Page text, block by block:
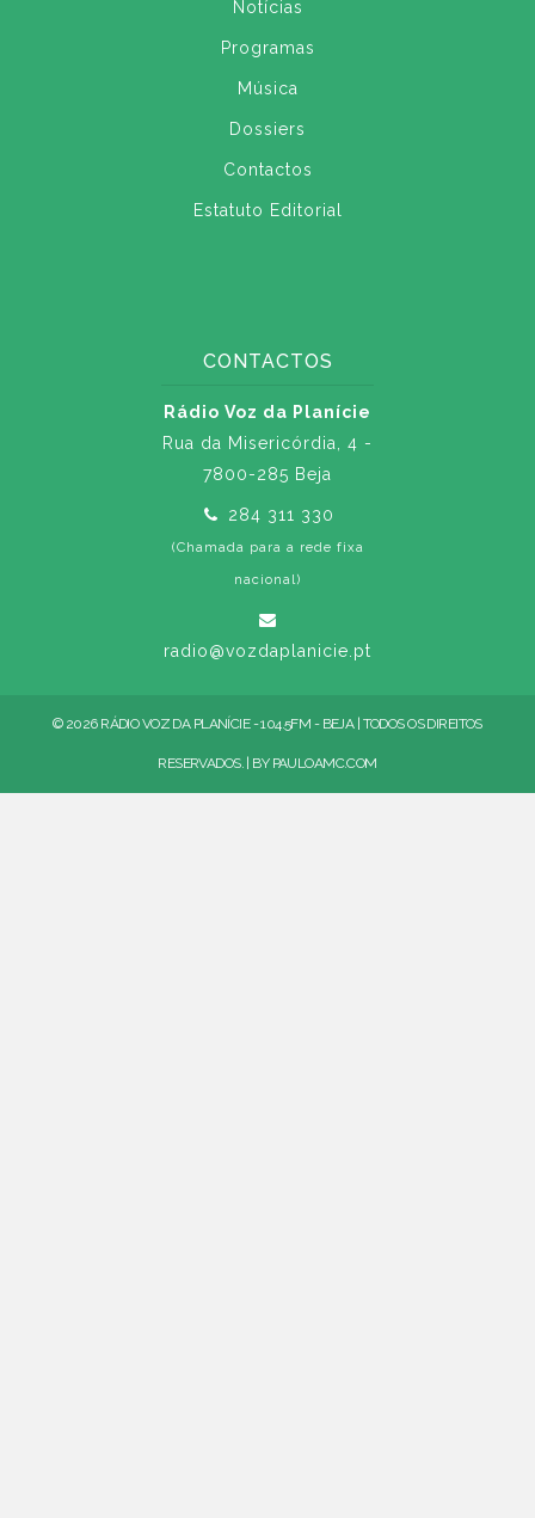
Notícias
Programas
Música
Dossiers
Contactos
Estatuto Editorial
CONTACTOS
Rádio Voz da Planície
Rua da Misericórdia, 4 -
7800-285 Beja
284 311 330
(Chamada para a rede fixa
nacional)
radio@vozdaplanicie.pt
© 2026 RÁDIO VOZ DA PLANÍCIE - 104.5FM - BEJA | TODOS OS DIREITOS
RESERVADOS. | BY PAULOAMC.COM